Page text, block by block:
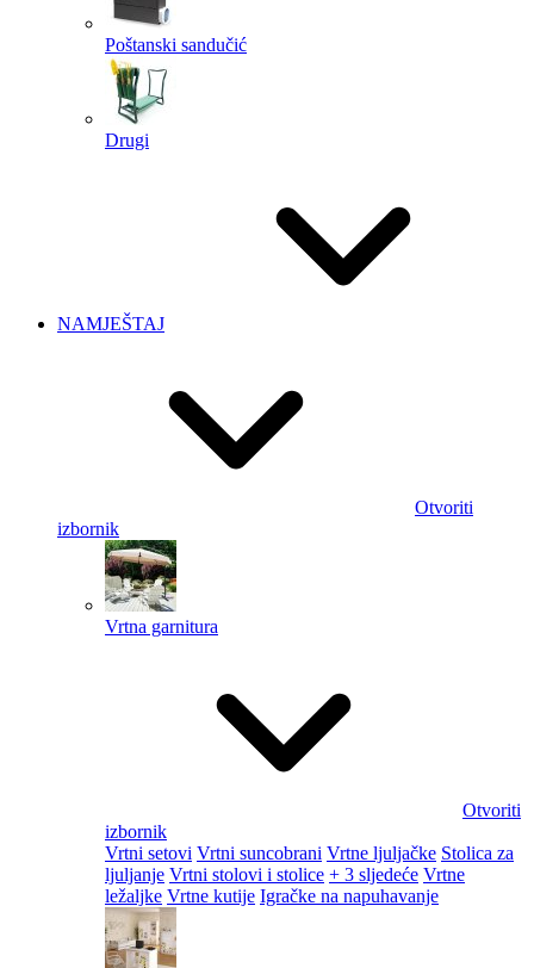
Poštanski sandučić
Drugi
NAMJEŠTAJ
Otvoriti
izbornik
Vrtna garnitura
Otvoriti
izbornik
Vrtni setovi Vrtni suncobrani Vrtne ljuljačke Stolica za
ljuljanje Vrtni stolovi i stolice + 3 sljedeće Vrtne
ležaljke Vrtne kutije Igračke na napuhavanje